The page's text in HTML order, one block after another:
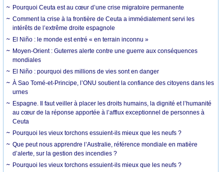
Pourquoi Ceuta est au cœur d’une crise migratoire permanente
Comment la crise à la frontière de Ceuta a immédiatement servi les
intérêts de l’extrême droite espagnole
El Niño : le monde est entré « en terrain inconnu »
Moyen-Orient : Guterres alerte contre une guerre aux conséquences
mondiales
El Niño : pourquoi des millions de vies sont en danger
À Sao Tomé-et-Principe, l’ONU soutient la confiance des citoyens dans les
urnes
Espagne. Il faut veiller à placer les droits humains, la dignité et l’humanité
au cœur de la réponse apportée à l’afflux exceptionnel de personnes à
Ceuta
Pourquoi les vieux torchons essuient-ils mieux que les neufs ?
Que peut nous apprendre l’Australie, référence mondiale en matière
d’alerte, sur la gestion des incendies ?
Pourquoi les vieux torchons essuient-ils mieux que les neufs ?